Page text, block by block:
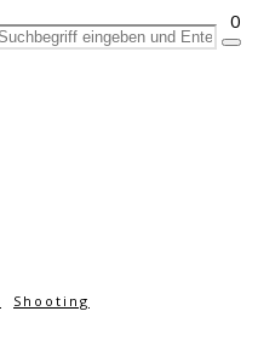
0
Shooting